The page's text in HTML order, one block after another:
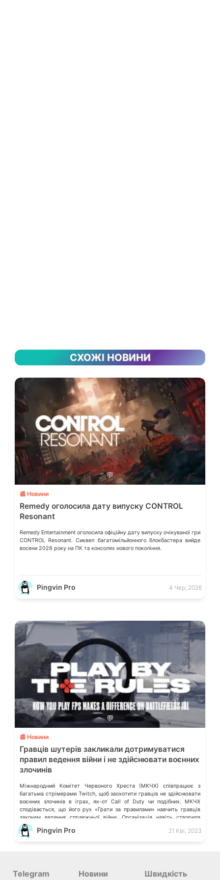
СХОЖІ НОВИНИ
💬
📰 Новини
Remedy оголосила дату випуску CONTROL
Resonant
Remedy Entertainment оголосила офіційну дату випуску очікуваної гри
CONTROL Resonant. Сиквел багатомільйонного блокбастера вийде
восени 2026 року на ПК та консолях нового покоління.
Pingvin Pro 4 Чер, 2026
💬
📰 Новини
Гравців шутерів закликали дотримуватися
правил ведення війни і не здійснювати воєнних
злочинів
Міжнародний Комітет Червоного Хреста (МКЧХ) співпрацює з
багатьма стрімерами Twitch, щоб заохотити гравців не здійснювати
воєнних злочинів в іграх, як-от Call of Duty чи подібних. МКЧХ
сподівається, що його рух «Грати за правилами» навчить гравців
законам ведення справжньої війни. Організація навіть створила
власний «режим Fortnite», щоб допомогти повідомити гравців, що це
за правила. «Щодня люди грають […]
Pingvin Pro 21 Кві, 2023
Telegram Новини Швидкість